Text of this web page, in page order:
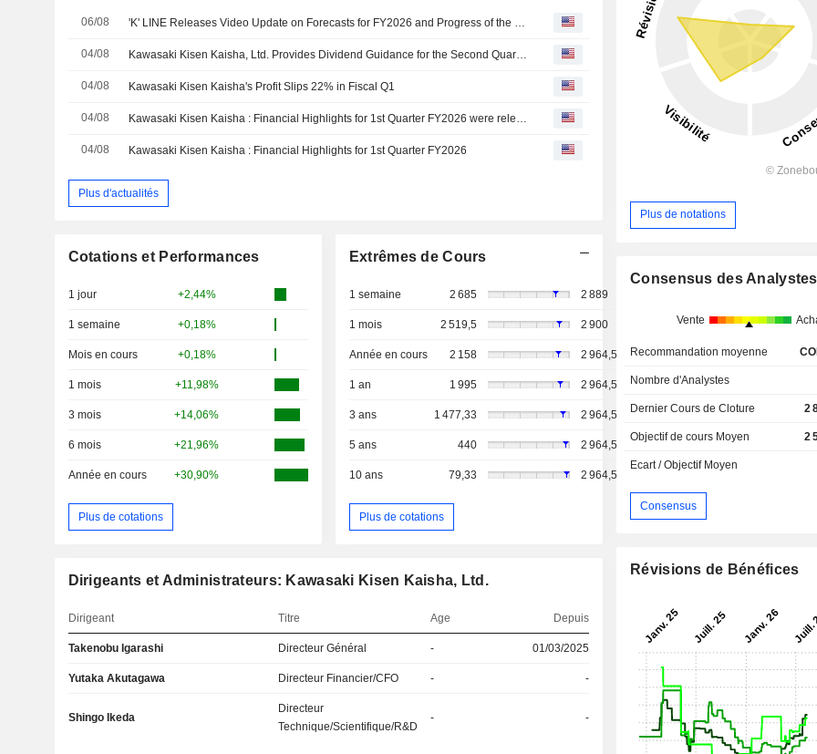
06/08 'K' LINE Releases Video Update on Forecasts for FY2026 and Progress of the Medium-Term Management Plan
04/08 Kawasaki Kisen Kaisha, Ltd. Provides Dividend Guidance for the Second Quarter and Year End of Fiscal Year Ending March 31, 2027
04/08 Kawasaki Kisen Kaisha's Profit Slips 22% in Fiscal Q1
04/08 Kawasaki Kisen Kaisha : Financial Highlights for 1st Quarter FY2026 were released.
04/08 Kawasaki Kisen Kaisha : Financial Highlights for 1st Quarter FY2026
Plus d'actualités
Cotations et Performances
1 jour +2,44%
1 semaine +0,18%
Mois en cours +0,18%
1 mois +11,98%
3 mois +14,06%
6 mois +21,96%
Année en cours +30,90%
Plus de cotations
Extrêmes de Cours
1 semaine 2 685 2 889
1 mois 2 519,5 2 900
Année en cours 2 158 2 964,5
1 an 1 995 2 964,5
3 ans 1 477,33 2 964,5
5 ans 440 2 964,5
10 ans 79,33 2 964,5
Plus de cotations
Dirigeants et Administrateurs: Kawasaki Kisen Kaisha, Ltd.
Dirigeant Titre Age Depuis
Takenobu Igarashi Directeur Général - 01/03/2025
Yutaka Akutagawa Directeur Financier/CFO - -
Shingo Ikeda
Directeur
Technique/Scientifique/R&D
- -
Plus de notations
Consensus des Analystes
Vente
Recommandation moyenne
Nombre d'Analystes
Dernier Cours de Cloture 2
Objectif de cours Moyen 2
Ecart / Objectif Moyen
Consensus
Révisions de Bénéfices